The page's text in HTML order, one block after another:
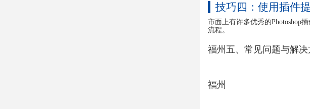
技巧四：使用插件
市面上有许多优秀的Photoshop
流程。
福州五、常见问题与解决
福州